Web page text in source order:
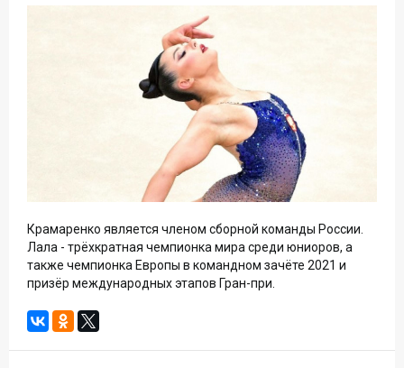
Крамаренко является членом сборной команды России.
Лала - трёхкратная чемпионка мира среди юниоров, а
также чемпионка Европы в командном зачёте 2021 и
призёр международных этапов Гран-при.